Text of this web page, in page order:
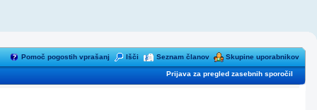
Pomoč pogostih vprašanj Išči Seznam članov Skupine uporabnikov
Prijava za pregled zasebnih sporočil